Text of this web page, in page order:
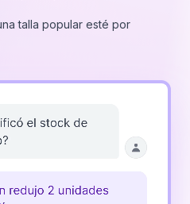
talla popular esté por